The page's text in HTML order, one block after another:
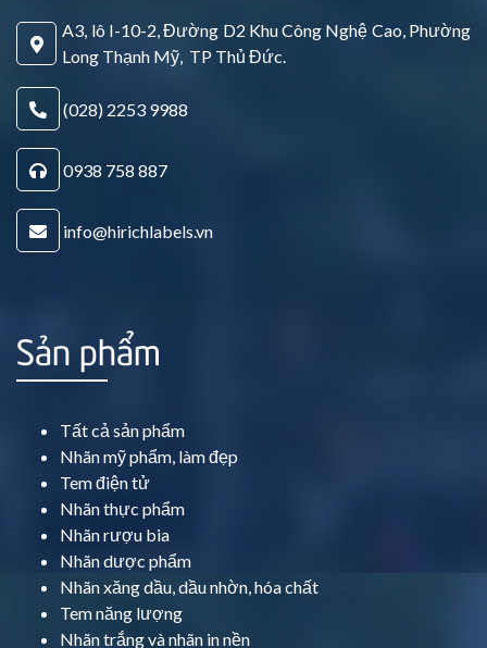
A3, lô I-10-2, Đường D2 Khu Công Nghệ Cao, Phường
Long Thạnh Mỹ, TP Thủ Đức.
(028) 2253 9988
0938 758 887
info@hirichlabels.vn
Sản phẩm
Tất cả sản phẩm
Nhãn mỹ phẩm, làm đẹp
Tem điện tử
Nhãn thực phẩm
Nhãn rượu bia
Nhãn dược phẩm
Nhãn xăng dầu, dầu nhờn, hóa chất
Tem năng lượng
Nhãn trắng và nhãn in nền